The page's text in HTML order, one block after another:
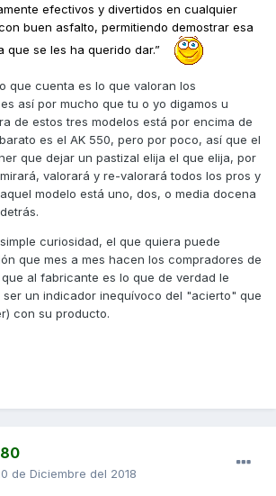
efectivos y divertidos en cualquier
buen asfalto, permitiendo demostrar esa
que se les ha querido dar.”
que cuenta es lo que valoran los
así por mucho que tu o yo digamos u
de estos tres modelos está por encima de
es el AK 550, pero por poco, así que el
que dejar un pastizal elija el que elija, por
valorará y re-valorará todos los pros y
modelo está uno, dos, o media docena
curiosidad, el que quiera puede
que mes a mes hacen los compradores de
al fabricante es lo que de verdad le
ser un indicador inequívoco del "acierto" que
con su producto.
de Diciembre del 2018